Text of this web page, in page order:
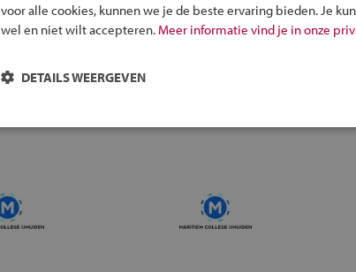
Inschrijven?
Alle informatie om je
voor alle cookies, kunnen we je de beste ervaring bieden. Je
wel en niet wilt accepteren. Meer informatie vind je in onze
DETAILS WEERGEVEN